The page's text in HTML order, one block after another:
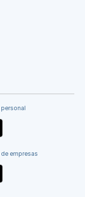
empresas